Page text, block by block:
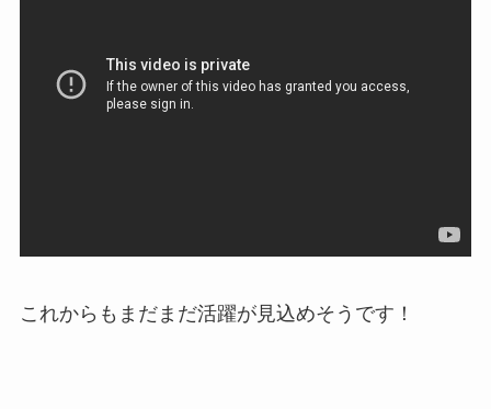
これからもまだまだ活躍が見込めそうです！